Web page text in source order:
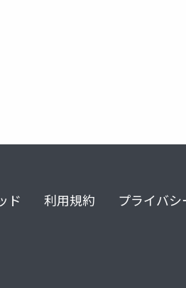
ド 利用規約 プライバ